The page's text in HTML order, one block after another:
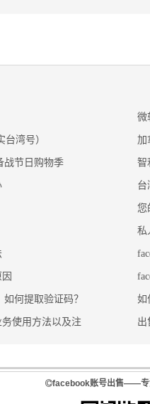
台湾号）
战节日购物季
何提取验证码？
务使用方法以及注
微
加
智
台
您
私
如
出
facebook账号出售——专